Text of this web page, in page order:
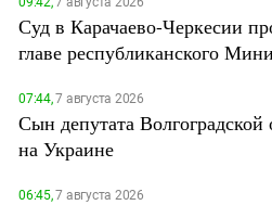
Суд в Карачаево-Черкесии
главе республиканского
07:44,7 августа 2026
Сын депутата
на Украине
06:45,7 августа 2026